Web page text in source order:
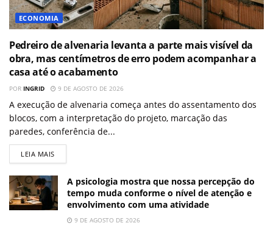
ECONOMIA
Pedreiro de alvenaria levanta a parte mais visível da
obra, mas centímetros de erro podem acompanhar a
casa até o acabamento
POR INGRID 9 DE AGOSTO DE 2026
A execução de alvenaria começa antes do assentamento dos
blocos, com a interpretação do projeto, marcação das
paredes, conferência de...
LEIA MAIS
A psicologia mostra que nossa percepção do
tempo muda conforme o nível de atenção e
envolvimento com uma atividade
9 DE AGOSTO DE 2026